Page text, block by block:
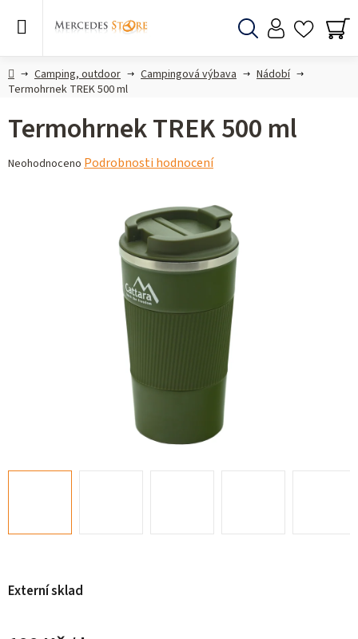
DomůCamping, outdoor Campingová výbava
Nádobí
Termohrnek TREK 500 ml
Externí sklad
Termohrnek TREK 500 ml
Průměrné
Neohodnoceno Podrobnosti hodnocení